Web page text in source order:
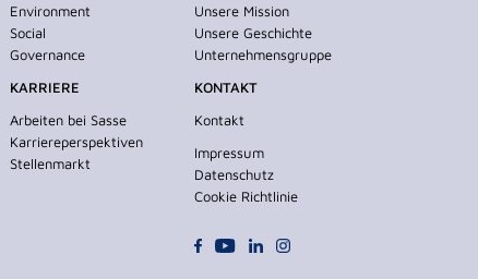
Environment
Social
Governance
KARRIERE
Arbeiten bei Sasse
Karriereperspektiven
Stellenmarkt
Unsere Mission
Unsere Geschichte
Unternehmensgruppe
KONTAKT
Kontakt
Impressum
Datenschutz
Cookie Richtlinie